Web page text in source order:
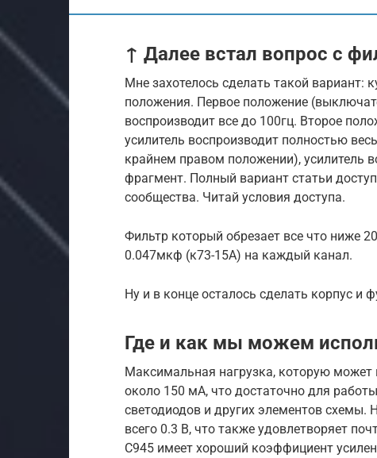
↑ Далее встал вопрос с
Мне захотелось сделать такой вариант:
положения. Первое положение
воспроизводит все до 100гц. Второе
усилитель воспроизводит полностью
крайнем правом положении), усилитель
фрагмент. Полный вариант статьи
сообщества. Читай условия доступа.
Фильтр который обрезает все что ниже
0.047мкф (к73-15А) на каждый канал.
Ну и в конце осталось сделать корпус и
Где и как мы можем
Максимальная нагрузка, которую может
около 150 мА, что достаточно для
светодиодов и других элементов схемы.
всего 0.3 В, что также удовлетворяет
C945 имеет хороший коэффициент